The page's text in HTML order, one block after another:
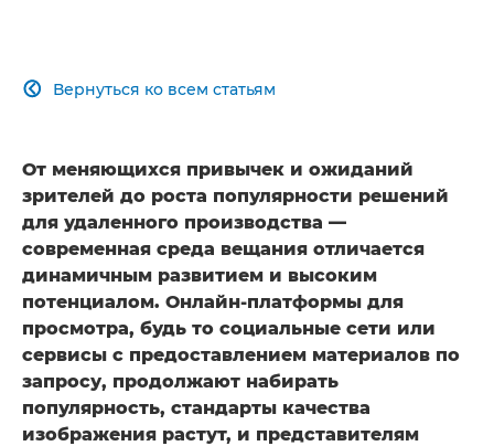
Вернуться ко всем статьям

От меняющихся привычек и ожиданий
зрителей до роста популярности решений
для удаленного производства —
современная среда вещания отличается
динамичным развитием и высоким
потенциалом. Онлайн-платформы для
просмотра, будь то социальные сети или
сервисы с предоставлением материалов по
запросу, продолжают набирать
популярность, стандарты качества
изображения растут, и представителям